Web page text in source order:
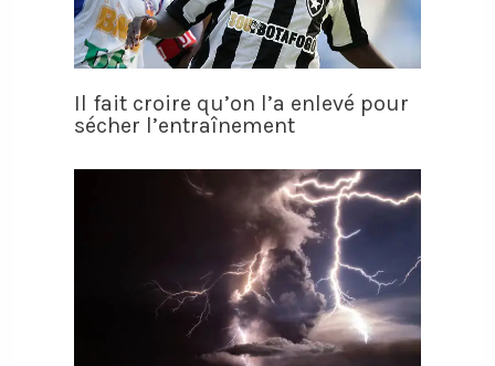
Il fait croire qu’on l’a enlevé pour
sécher l’entraînement